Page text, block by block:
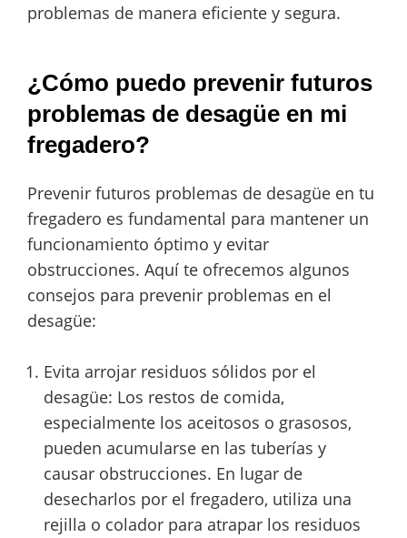
problemas de manera eficiente y segura.
¿Cómo puedo prevenir futuros
problemas de desagüe en mi
fregadero?
Prevenir futuros problemas de desagüe en tu
fregadero es fundamental para mantener un
funcionamiento óptimo y evitar
obstrucciones. Aquí te ofrecemos algunos
consejos para prevenir problemas en el
desagüe:
Evita arrojar residuos sólidos por el
desagüe: Los restos de comida,
especialmente los aceitosos o grasosos,
pueden acumularse en las tuberías y
causar obstrucciones. En lugar de
desecharlos por el fregadero, utiliza una
rejilla o colador para atrapar los residuos